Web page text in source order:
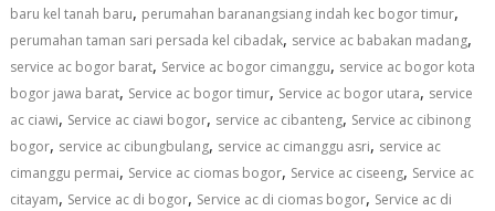
baru kel tanah baru, perumahan baranangsiang indah kec bogor timur,
perumahan taman sari persada kel cibadak, service ac babakan madang,
service ac bogor barat, Service ac bogor cimanggu, service ac bogor kota
bogor jawa barat, Service ac bogor timur, Service ac bogor utara, service
ac ciawi, Service ac ciawi bogor, service ac cibanteng, Service ac cibinong
bogor, service ac cibungbulang, service ac cimanggu asri, service ac
cimanggu permai, Service ac ciomas bogor, Service ac ciseeng, Service ac
citayam, Service ac di bogor, Service ac di ciomas bogor, Service ac di